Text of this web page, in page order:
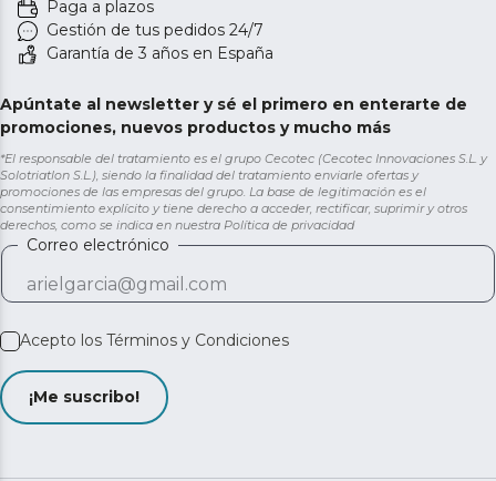
Paga a plazos
Gestión de tus pedidos 24/7
Garantía de 3 años en España
Apúntate al newsletter y sé el primero en enterarte de
promociones, nuevos productos y mucho más
*El responsable del tratamiento es el grupo Cecotec (Cecotec Innovaciones S.L. y
Solotriatlon S.L.), siendo la finalidad del tratamiento enviarle ofertas y
promociones de las empresas del grupo. La base de legitimación es el
consentimiento explícito y tiene derecho a acceder, rectificar, suprimir y otros
derechos, como se indica en nuestra Política de privacidad
Correo electrónico
Acepto los Términos y Condiciones
¡Me suscribo!